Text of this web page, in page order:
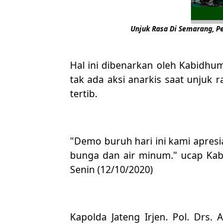
Unjuk Rasa Di Semarang,
Hal ini dibenarkan oleh
tak ada aksi anarkis saat unjuk
tertib.
"Demo buruh hari ini kami
bunga dan air minum." ucap
Senin (12/10/2020)
Kapolda Jateng Irjen. Pol. Drs.